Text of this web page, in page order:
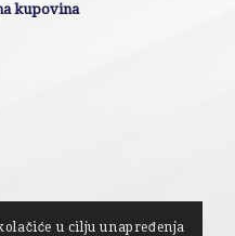
kupovina
u cilju unapređenja